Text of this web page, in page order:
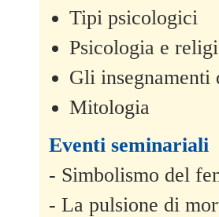
Tipi psicologici
Psicologia e
Gli insegnamenti
Mitologia
Eventi seminariali
- Simbolismo del
- La pulsione di